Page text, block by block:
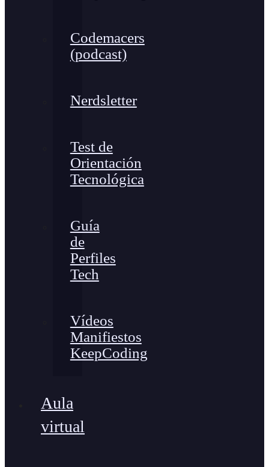
Codemacers
(podcast)
Nerdsletter
Test de
Orientación
Tecnológica
Guía
de
Perfiles
Tech
Vídeos
Manifiestos
KeepCoding
Aula
virtual